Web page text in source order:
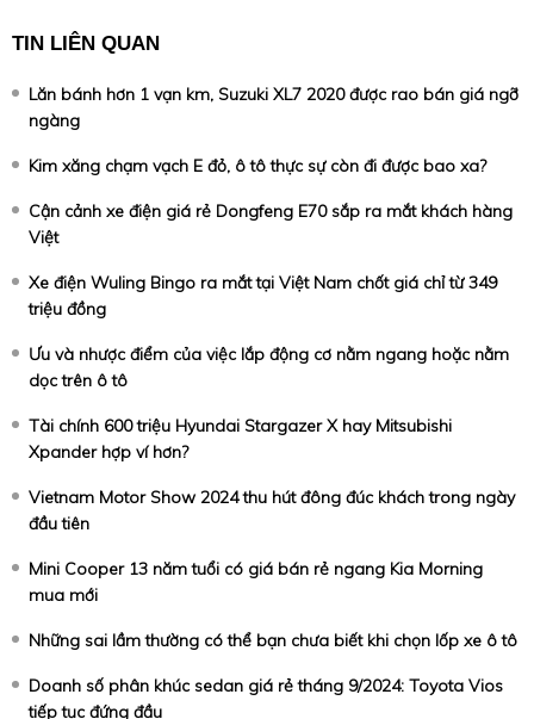
TIN LIÊN QUAN
Lăn bánh hơn 1 vạn km, Suzuki XL7 2020 được rao bán giá ngỡ
ngàng
Kim xăng chạm vạch E đỏ, ô tô thực sự còn đi được bao xa?
Cận cảnh xe điện giá rẻ Dongfeng E70 sắp ra mắt khách hàng
Việt
Xe điện Wuling Bingo ra mắt tại Việt Nam chốt giá chỉ từ 349
triệu đồng
Ưu và nhược điểm của việc lắp động cơ nằm ngang hoặc nằm
dọc trên ô tô
Tài chính 600 triệu Hyundai Stargazer X hay Mitsubishi
Xpander hợp ví hơn?
Vietnam Motor Show 2024 thu hút đông đúc khách trong ngày
đầu tiên
Mini Cooper 13 năm tuổi có giá bán rẻ ngang Kia Morning
mua mới
Những sai lầm thường có thể bạn chưa biết khi chọn lốp xe ô tô
Doanh số phân khúc sedan giá rẻ tháng 9/2024: Toyota Vios
tiếp tục đứng đầu